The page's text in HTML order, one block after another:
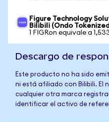
Figure Technology
Bilibili (Ondo
1 FIGRon equivale a
Descargo de
Este producto no ha sido
ni está afiliado con Bilibili. El
cualquier otra marca
identificar el activo de